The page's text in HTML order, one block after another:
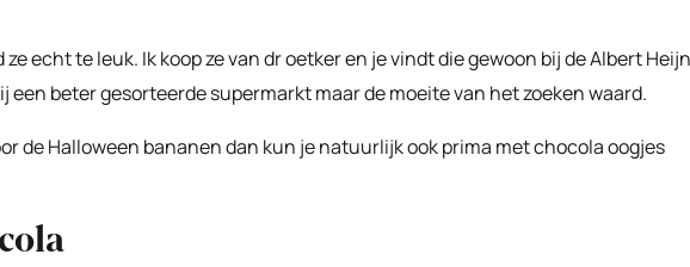
echt te leuk. Ik koop ze van dr oetker en je vindt die gewoon bij de Albert Heijn
een beter gesorteerde supermarkt maar de moeite van het zoeken waard.
de Halloween bananen dan kun je natuurlijk ook prima met chocola oogjes